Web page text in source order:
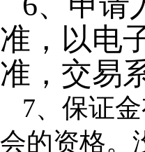
准，以电
准，交易
7、保证
会的资格。